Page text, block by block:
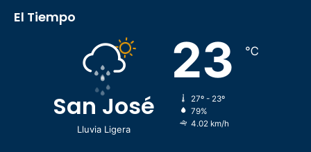
El Tiempo
San José
Lluvia Ligera
23 ℃
27º - 23º
79%
4.02 km/h